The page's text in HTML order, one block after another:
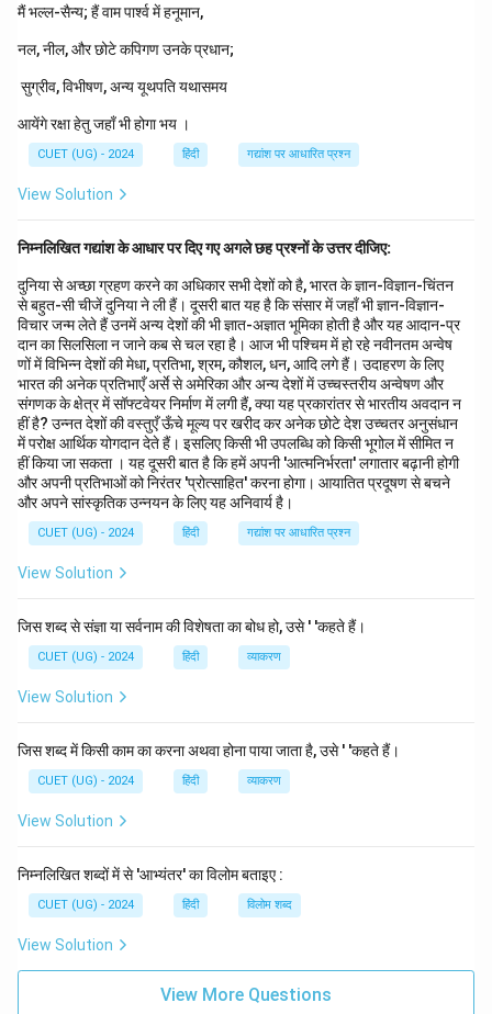
लगभग समानार्थी हैं)।
'अनुशासित' का विलोम 'अनुशासनहीन' होता है।
'स्वच्छंद' का विलोम 'नियंत्रित' होता है।
Step 3: Final Answer:
'स्वाधीन' (स्वयं के अधीन) का सही और व्याकरण सम्मत विलोम शब्द
'पराधीन' (दूसरे के अधीन) होता है।
Download Solution in PDF
मैं भल्ल-सैन्य; हैं वाम पार्श्व में हनूमान,
नल, नील, और छोटे कपिगण उनके प्रधान;
सुग्रीव, विभीषण, अन्य यूथपति यथासमय
आयेंगे रक्षा हेतु जहाँ भी होगा भय ।
CUET (UG) - 2024 हिंदी गद्यांश पर आधारित प्रश्न
View Solution
निम्नलिखित गद्यांश के आधार पर दिए गए अगले छह प्रश्नों के उत्तर दीजिए:
दुनिया से अच्छा ग्रहण करने का अधिकार सभी देशों को है, भारत के ज्ञान-विज्ञान-चिंतन
से बहुत-सी चीजें दुनिया ने ली हैं। दूसरी बात यह है कि संसार में जहाँ भी ज्ञान-विज्ञान-
विचार जन्म लेते हैं उनमें अन्य देशों की भी ज्ञात-अज्ञात भूमिका होती है और यह आदान-प्र
दान का सिलसिला न जाने कब से चल रहा है। आज भी पश्चिम में हो रहे नवीनतम अन्वेष
णों में विभिन्न देशों की मेधा, प्रतिभा, श्रम, कौशल, धन, आदि लगे हैं। उदाहरण के लिए
भारत की अनेक प्रतिभाएँ अर्से से अमेरिका और अन्य देशों में उच्चस्तरीय अन्वेषण और
संगणक के क्षेत्र में सॉफ्टवेयर निर्माण में लगी हैं, क्या यह प्रकारांतर से भारतीय अवदान न
हीं है? उन्नत देशों की वस्तुएँ ऊँचे मूल्य पर खरीद कर अनेक छोटे देश उच्चतर अनुसंधान
में परोक्ष आर्थिक योगदान देते हैं। इसलिए किसी भी उपलब्धि को किसी भूगोल में सीमित न
हीं किया जा सकता । यह दूसरी बात है कि हमें अपनी 'आत्मनिर्भरता' लगातार बढ़ानी होगी
और अपनी प्रतिभाओं को निरंतर 'प्रोत्साहित' करना होगा। आयातित प्रदूषण से बचने
और अपने सांस्कृतिक उन्नयन के लिए यह अनिवार्य है।
CUET (UG) - 2024 हिंदी गद्यांश पर आधारित प्रश्न
View Solution
जिस शब्द से संज्ञा या सर्वनाम की विशेषता का बोध हो, उसे ' 'कहते हैं।
CUET (UG) - 2024 हिंदी व्याकरण
View Solution
जिस शब्द में किसी काम का करना अथवा होना पाया जाता है, उसे ' 'कहते हैं।
CUET (UG) - 2024 हिंदी व्याकरण
View Solution
निम्नलिखित शब्दों में से 'आभ्यंतर' का विलोम बताइए :
CUET (UG) - 2024 हिंदी विलोम शब्द
View Solution
View More Questions